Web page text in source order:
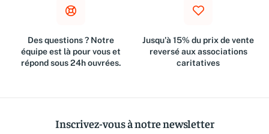
Des questions ? Notre
équipe est là pour vous et
répond sous 24h ouvrées.
Jusqu'à 15% du prix de vente
reversé aux associations
caritatives
Inscrivez-vous à notre newsletter